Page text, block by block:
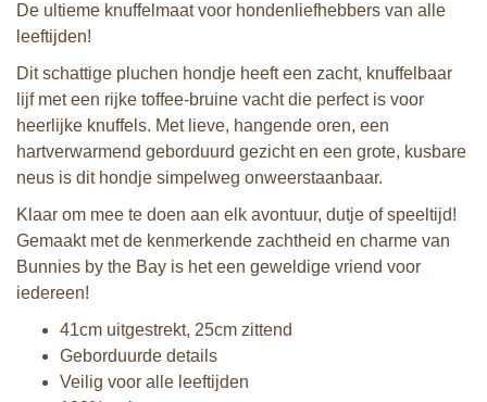
De ultieme knuffelmaat voor hondenliefhebbers van alle
leeftijden!
Dit schattige pluchen hondje heeft een zacht, knuffelbaar
lijf met een rijke toffee‑bruine vacht die perfect is voor
heerlijke knuffels. Met lieve, hangende oren, een
hartverwarmend geborduurd gezicht en een grote, kusbare
neus is dit hondje simpelweg onweerstaanbaar.
Klaar om mee te doen aan elk avontuur, dutje of speeltijd!
Gemaakt met de kenmerkende zachtheid en charme van
Bunnies by the Bay is het een geweldige vriend voor
iedereen!
41cm uitgestrekt, 25cm zittend
Geborduurde details
Veilig voor alle leeftijden